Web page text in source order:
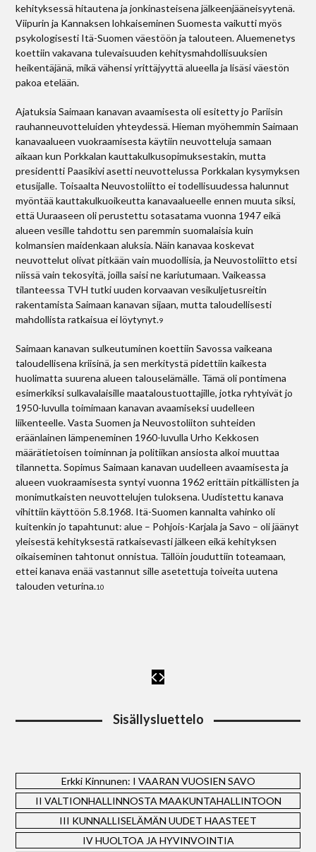
kehityksessä hitautena ja jonkinasteisena jälkeenjääneisyytenä.
Viipurin ja Kannaksen lohkaiseminen Suomesta vaikutti myös
psykologisesti Itä-Suomen väestöön ja talouteen. Aluemenetys
koettiin vakavana tulevaisuuden kehitysmahdollisuuksien
heikentäjänä, mikä vähensi yrittäjyyttä alueella ja lisäsi väestön
pakoa etelään.
Ajatuksia Saimaan kanavan avaamisesta oli esitetty jo Pariisin
rauhanneuvotteluiden yhteydessä. Hieman myöhemmin Saimaan
kanava­alueen vuokraamisesta käytiin neuvotteluja samaan
aikaan kun Porkkalan kauttakulkusopimuksestakin, mutta
presidentti Paasikivi asetti neuvottelussa Porkkalan kysymyksen
etusijalle. Toisaalta Neuvostoliitto ei todellisuudessa halunnut
myöntää kauttakulkuoikeutta kanava­alueelle ennen muuta siksi,
että Uuraaseen oli perustettu sotasatama vuonna 1947 eikä
alueen vesille tahdottu sen paremmin suomalaisia kuin
kolmansien maidenkaan aluksia. Näin kanavaa koskevat
neuvottelut olivat pitkään vain muodollisia, ja Neuvostoliitto etsi
niissä vain tekosyitä, joilla saisi ne kariutumaan. Vaikeassa
tilanteessa TVH tutki uuden korvaavan vesikuljetusreitin
rakentamista Saimaan kanavan sijaan, mutta taloudellisesti
mahdollista ratkaisua ei löytynyt.9
Saimaan kanavan sulkeutuminen koettiin Savossa vaikeana
taloudellisena kriisinä, ja sen merkitystä pidettiin kaikesta
huolimatta suurena alueen talouselämälle. Tämä oli pontimena
esimerkiksi sulkavalaisille maataloustuottajille, jotka ryhtyivät jo
1950-luvulla toimimaan kanavan avaamiseksi uudelleen
liikenteelle. Vasta Suomen ja Neuvostoliiton suhteiden
eräänlainen lämpeneminen 1960-luvulla Urho Kekkosen
määrätietoisen toiminnan ja politiikan ansiosta alkoi muuttaa
tilannetta. Sopimus Saimaan kanavan uudelleen avaamisesta ja
alueen vuokraamisesta syntyi vuonna 1962 erittäin pitkällisten ja
monimutkaisten neuvottelujen tuloksena. Uudistettu kanava
vihittiin käyttöön 5.8.1968. Itä-Suomen kannalta vahinko oli
kuitenkin jo tapahtunut: alue – Pohjois-Karjala ja Savo – oli jäänyt
yleisestä kehityksestä ratkaisevasti jälkeen eikä kehityksen
oikaiseminen tahtonut onnistua. Tällöin jouduttiin toteamaan,
ettei kanava enää vastannut sille asetettuja toiveita uutena
talouden veturina.10
Sisällysluettelo
Erkki Kinnunen: I VAARAN VUOSIEN SAVO
II VALTIONHALLINNOSTA MAAKUNTAHALLINTOON
III KUNNALLISELÄMÄN UUDET HAASTEET
IV HUOLTOA JA HYVINVOINTIA